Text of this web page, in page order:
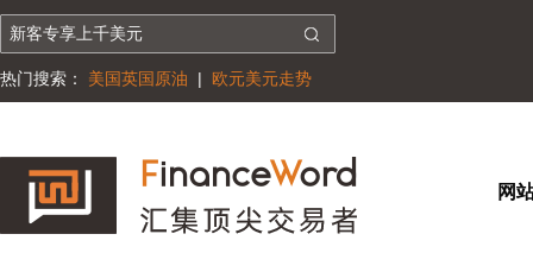
热门搜索： 美国英国原油 | 欧元美元走势
网